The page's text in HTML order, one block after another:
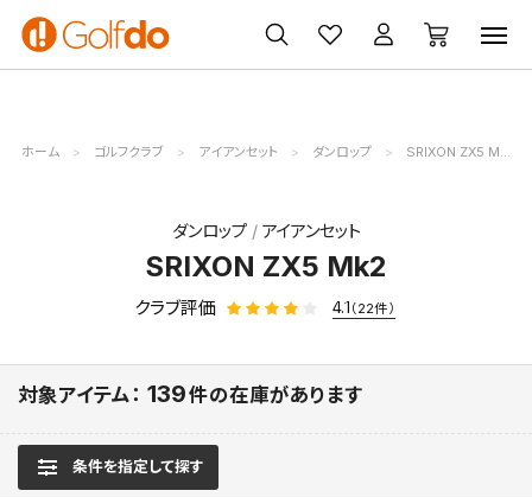
ゴルフ
クラブ
ゴルフ用品
買取
無料査定
クーポン
一覧
ホーム ゴルフクラブ アイアンセット ダンロップ SRIXON ZX5 Mk2
ダンロップ アイアンセット
SRIXON ZX5 Mk2
クラブ評価 4.1 （22件）
対象アイテム： 139件の在庫があります
条件を指定して探す